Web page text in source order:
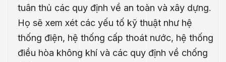
tuân thủ các quy định về an toàn và xây dựng.
Họ sẽ xem xét các yếu tố kỹ thuật như hệ
thống điện, hệ thống cấp thoát nước, hệ thống
điều hòa không khí và các quy định về chống